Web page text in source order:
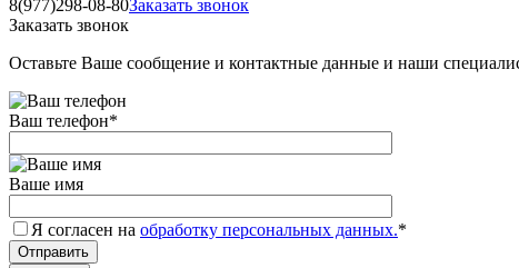
8(977)298-08-80Заказать звонок
Заказать звонок
Оставьте Ваше сообщение и контактные данные и наши
Ваш телефон*
Ваше имя
Я согласен на обработку персональных данных.*